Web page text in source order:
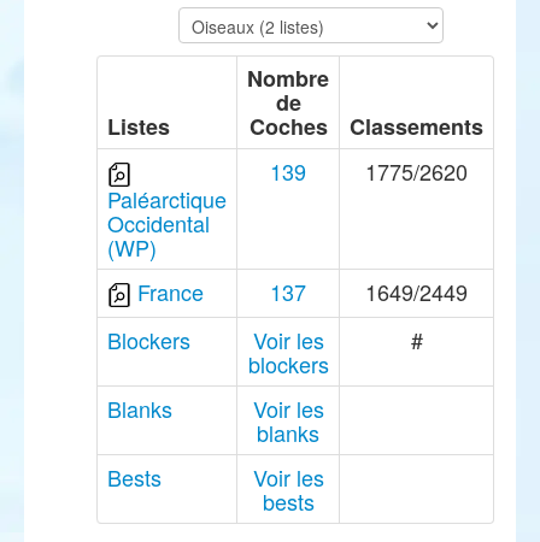
Listes
Nombre
de
Coches Classements
Paléarctique
Occidental
(WP)
139 1775/2620
France 137
1649/2449
Blockers
Voir les
blockers
#
Blanks Voir les
blanks
Bests
Voir les
bests